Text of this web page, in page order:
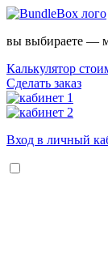
вы выбираете —
Калькулятор
Сделать заказ
Вход в личный